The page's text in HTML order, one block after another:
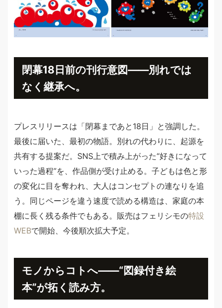
閉幕18日前の刊行意図——別れでは
なく継承へ。
プレスリリースは「閉幕まであと18日」と強調した。
最後に届いた、最初の物語。別れの代わりに、起源を
共有する提案だ。SNS上で積み上がった“好きになって
いった過程”を、作品側が受け止める。子どもは色と形
の変化に目を奪われ、大人はコンセプトの連なりを追
う。同じページを違う速度で読める構造は、家庭の本
棚に長く残る条件でもある。販売はフェリシモの特設
WEBで開始、今後順次拡大予定。
モノからコトへ——“図録付き絵
本”が拓く読み方。